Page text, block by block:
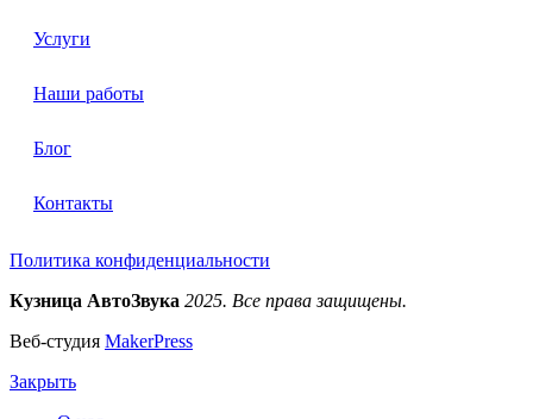
Услуги
Наши работы
Блог
Контакты
Политика конфиденциальности
Кузница АвтоЗвука 2025. Все права защищены.
Веб-студия MakerPress
Закрыть